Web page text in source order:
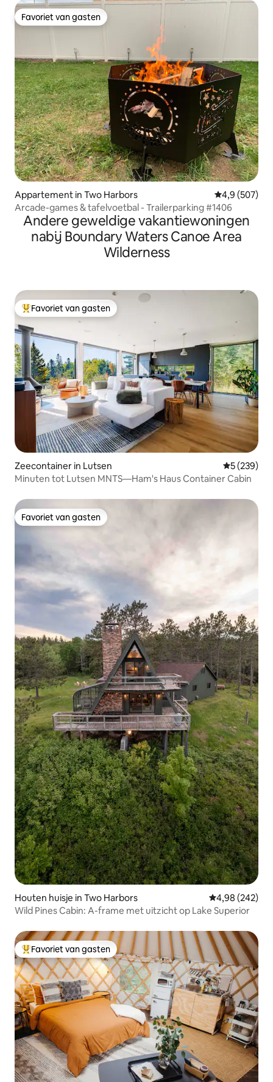
Favoriet van gasten
Favoriet van gasten
Appartement in Two Harbors Gemiddelde
4,9 (507)
Arcade-games & tafelvoetbal - Trailerparking #1406
Andere geweldige vakantiewoningen
nabij Boundary Waters Canoe Area
Wilderness
Topfavoriet van gasten
Favoriet van gasten
Zeecontainer in Lutsen
5 (239)
Minuten tot Lutsen MNTS—Ham's Haus Container Cabin
Favoriet van gasten
Favoriet van gasten
Houten huisje in Two Harbors Gemiddelde
4,98 (242)
Wild Pines Cabin: A-frame met uitzicht op Lake Superior
Topfavoriet van gasten
Favoriet van gasten